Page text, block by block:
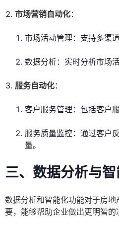
市场营销自动化：
市场活动管理：支持多渠
数据分析：实时分析市场
服务自动化：
客户服务管理：包括客户
服务质量监控：通过客户
量。
三、数据分析与
数据分析和智能化功能对于房
要，能够帮助企业做出更明智的